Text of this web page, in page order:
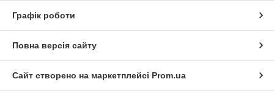
Графік роботи
Повна версія сайту
Сайт створено на маркетплейсі Prom.ua